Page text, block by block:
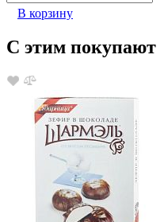
В корзину
С этим покупают